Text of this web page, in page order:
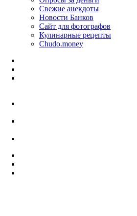
Свежие анекдоты
Новости Банков
Сайт для фотографов
Кулинарные рецепты
Chudo.money